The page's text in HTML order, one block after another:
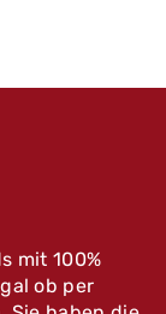
mit 100%
ob per